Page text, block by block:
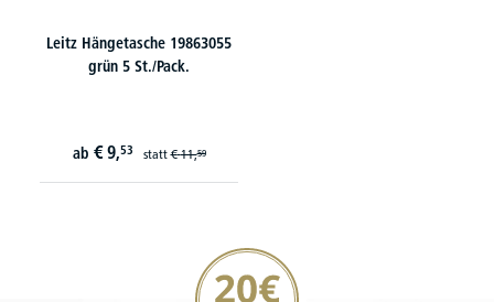
Leitz Hängetasche 19863055
grün 5 St./Pack.
ab € 9,53 statt€ 11,59
20€ Gutschein sichern